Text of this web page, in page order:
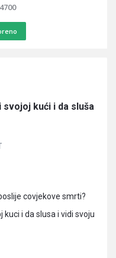
kući i da sluša
covjekove smrti?
i da slusa i vidi svoju